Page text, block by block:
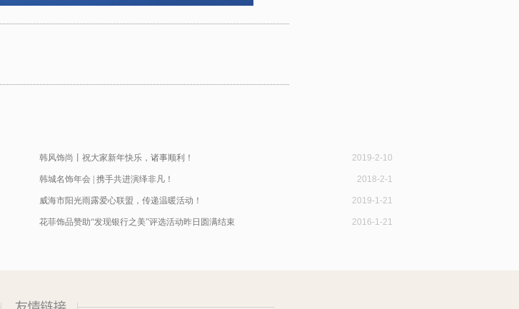
韩风饰尚丨祝大家新年快乐，诸事顺利！ 2019-2-10
韩城名饰年会 | 携手共进演绎非凡！ 2018-2-1
威海市阳光雨露爱心联盟，传递温暖活动！ 2019-1-21
花菲饰品赞助“发现银行之美”评选活动昨日圆满结束 2016-1-21